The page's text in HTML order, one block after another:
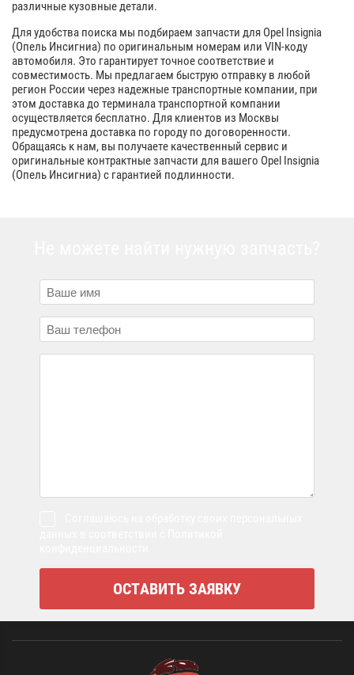
различные кузовные детали.
Для удобства поиска мы подбираем запчасти для Opel Insignia
(Опель Инсигниа) по оригинальным номерам или VIN-коду
автомобиля. Это гарантирует точное соответствие и
совместимость. Мы предлагаем быструю отправку в любой
регион России через надежные транспортные компании, при
этом доставка до терминала транспортной компании
осуществляется бесплатно. Для клиентов из Москвы
предусмотрена доставка по городу по договоренности.
Обращаясь к нам, вы получаете качественный сервис и
оригинальные контрактные запчасти для вашего Opel Insignia
(Опель Инсигниа) с гарантией подлинности.